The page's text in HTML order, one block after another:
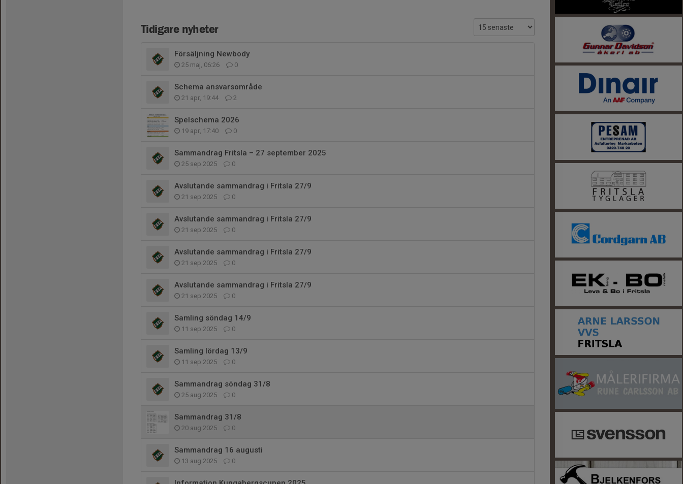
Tidigare nyheter
Försäljning Newbody
25 maj, 06:26 0
Schema ansvarsområde
21 apr, 19:44 2
Spelschema 2026
19 apr, 17:40 0
Sammandrag Fritsla – 27 september 2025
25 sep 2025 0
Avslutande sammandrag i Fritsla 27/9
21 sep 2025 0
Avslutande sammandrag i Fritsla 27/9
21 sep 2025 0
Avslutande sammandrag i Fritsla 27/9
21 sep 2025 0
Avslutande sammandrag i Fritsla 27/9
21 sep 2025 0
Samling söndag 14/9
11 sep 2025 0
Samling lördag 13/9
11 sep 2025 0
Sammandrag söndag 31/8
25 aug 2025 0
Sammandrag 31/8
20 aug 2025 0
Sammandrag 16 augusti
13 aug 2025 0